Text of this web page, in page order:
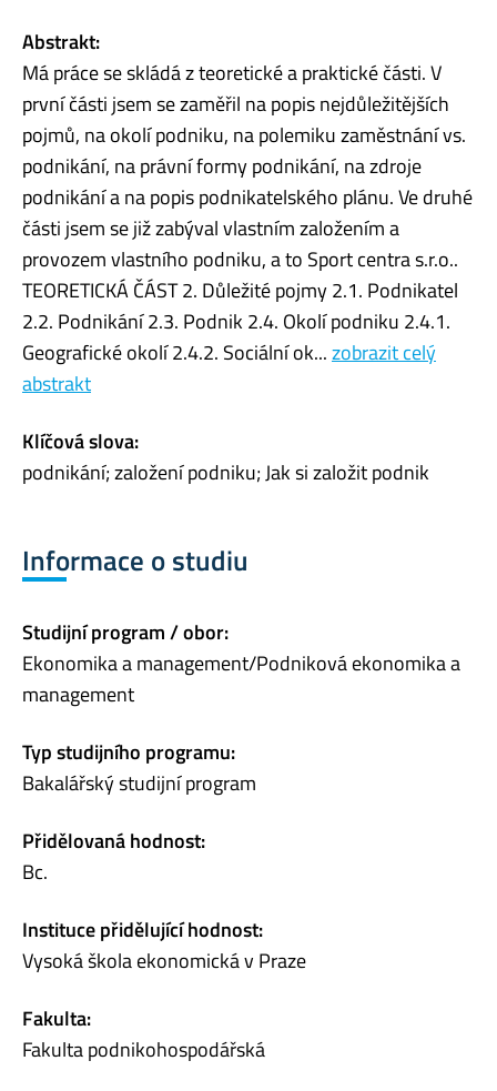
Abstrakt:
Má práce se skládá z teoretické a praktické části. V
první části jsem se zaměřil na popis nejdůležitějších
pojmů, na okolí podniku, na polemiku zaměstnání vs.
podnikání, na právní formy podnikání, na zdroje
podnikání a na popis podnikatelského plánu. Ve druhé
části jsem se již zabýval vlastním založením a
provozem vlastního podniku, a to Sport centra s.r.o..
TEORETICKÁ ČÁST 2. Důležité pojmy 2.1. Podnikatel
2.2. Podnikání 2.3. Podnik 2.4. Okolí podniku 2.4.1.
Geografické okolí 2.4.2. Sociální ok...zobrazit celý
abstrakt
Klíčová slova:
podnikání; založení podniku; Jak si založit podnik
Informace o studiu
Studijní program / obor:
Ekonomika a management/Podniková ekonomika a
management
Typ studijního programu:
Bakalářský studijní program
Přidělovaná hodnost:
Bc.
Instituce přidělující hodnost:
Vysoká škola ekonomická v Praze
Fakulta:
Fakulta podnikohospodářská